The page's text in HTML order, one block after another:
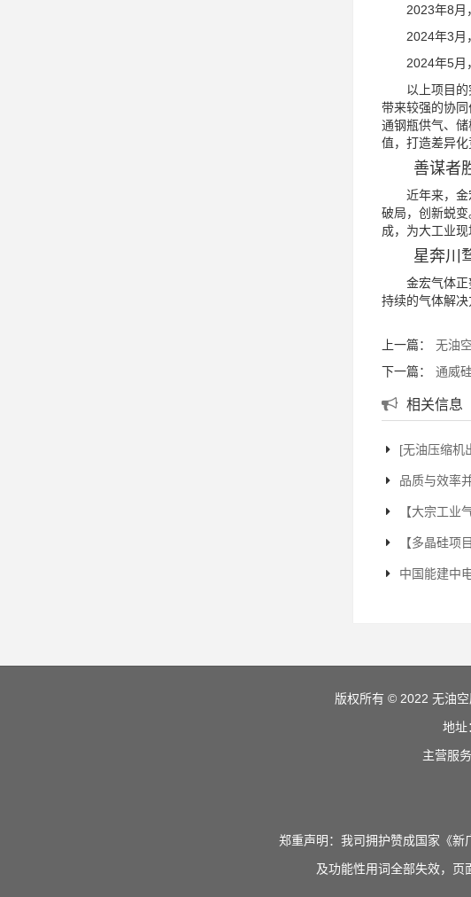
2023年8月，
2024年3月，
2024年5月，
以上项目的突
带来较强的协
通钢瓶供气、
值，打造差异化
善谋者胜
近年来，金宏
破局，创新蜕
成，为大工业现
星奔川骛
金宏气体正努
持续的气体解决
上一篇：
无油
下一篇：
通威
相关信息
[无油压缩机出
品质与效率
【大宗工业气
【多晶硅项目
中国能建中电
版权所有 © 2022 无油
地址
主营服
郑重声明：我司拥护赞成国家《新
及功能性用词全部失效，页